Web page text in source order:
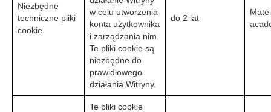
Niezbędne
techniczne pliki
cookie
w celu utworzenia
konta użytkownika
i zarządzania nim.
Te pliki cookie są
niezbędne do
prawidłowego
działania Witryny.
do 2 lat
Mate
Te pliki cookie